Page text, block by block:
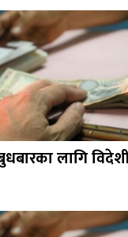
लागि विदेशी